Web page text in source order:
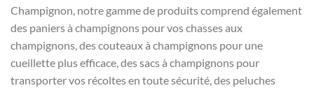
Champignon, notre gamme de produits comprend également
des paniers à champignons pour vos chasses aux
champignons, des couteaux à champignons pour une
cueillette plus efficace, des sacs à champignons pour
transporter vos récoltes en toute sécurité, des peluches